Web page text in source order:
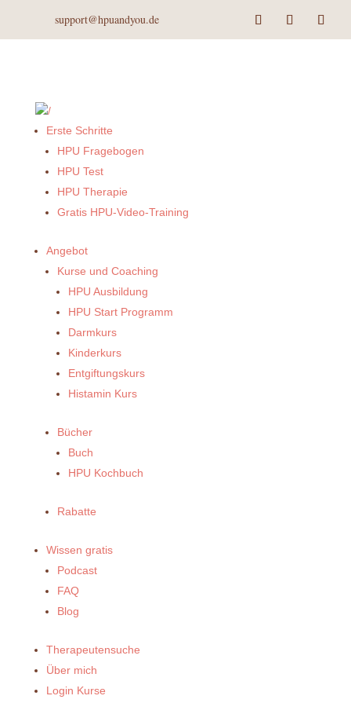
support@hpuandyou.de
Erste Schritte
HPU Fragebogen
HPU Test
HPU Therapie
Gratis HPU-Video-Training
Angebot
Kurse und Coaching
HPU Ausbildung
HPU Start Programm
Darmkurs
Kinderkurs
Entgiftungskurs
Histamin Kurs
Bücher
Buch
HPU Kochbuch
Rabatte
Wissen gratis
Podcast
FAQ
Blog
Therapeutensuche
Über mich
Login Kurse